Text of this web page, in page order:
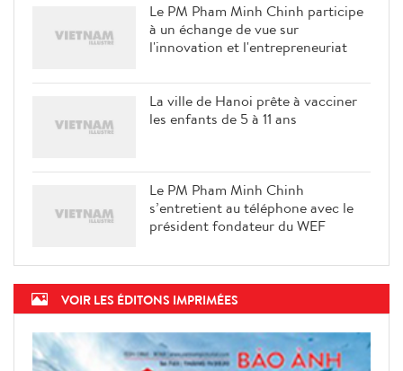
Le PM Pham Minh Chinh participe
à un échange de vue sur
l'innovation et l'entrepreneuriat
La ville de Hanoi prête à vacciner
les enfants de 5 à 11 ans
Le PM Pham Minh Chinh
s’entretient au téléphone avec le
président fondateur du WEF
VOIR LES ÉDITONS IMPRIMÉES